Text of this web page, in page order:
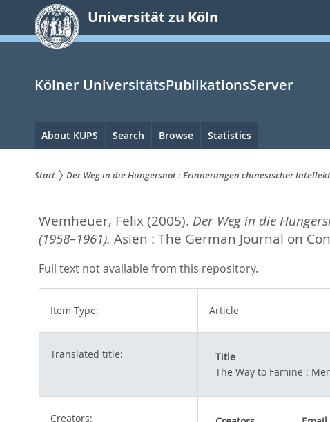
springen
Universität zu Köln
Kölner UniversitätsPublikationsServer
Hauptnavigation
About KUPS Search Browse Statistics
sind
hier:
Start Der Weg in die Hungersnot : Erinnerungen chinesischer
Wemheuer, Felix (2005). Der Weg in die
(1958–1961). Asien : The German Journal on
Full text not available from this repository.
Item Type: Article
Translated title: Title
The Way to Famine :
Creators: